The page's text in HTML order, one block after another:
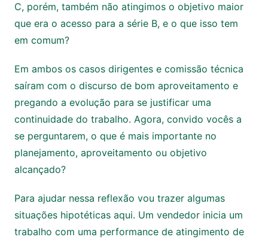
C, porém, também não atingimos o objetivo maior
que era o acesso para a série B, e o que isso tem
em comum?
Em ambos os casos dirigentes e comissão técnica
saíram com o discurso de bom aproveitamento e
pregando a evolução para se justificar uma
continuidade do trabalho. Agora, convido vocês a
se perguntarem, o que é mais importante no
planejamento, aproveitamento ou objetivo
alcançado?
Para ajudar nessa reflexão vou trazer algumas
situações hipotéticas aqui. Um vendedor inicia um
trabalho com uma performance de atingimento de